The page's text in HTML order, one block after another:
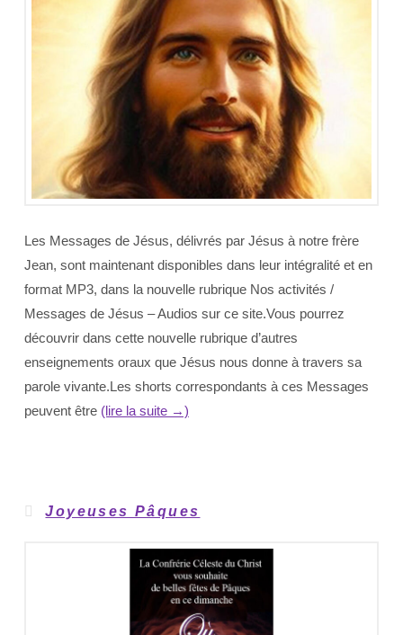
Les Messages de Jésus, délivrés par Jésus à notre frère
Jean, sont maintenant disponibles dans leur intégralité et en
format MP3, dans la nouvelle rubrique Nos activités /
Messages de Jésus – Audios sur ce site.Vous pourrez
découvrir dans cette nouvelle rubrique d’autres
enseignements oraux que Jésus nous donne à travers sa
parole vivante.Les shorts correspondants à ces Messages
peuvent être (lire la suite →)
Joyeuses Pâques